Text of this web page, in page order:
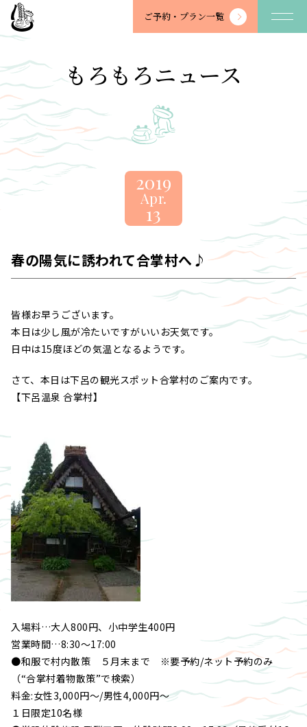
望
川
-
BOSENKAN
ご予約・ プラン一覧
もろもろニュース
2019
Apr.
13
春の陽気に誘われて合掌村へ♪
皆様お早うございます。
本日は少し風が冷たいですがいいお天気です。
日中は15度ほどの気温となるようです。
さて、本日は下呂の観光スポット合掌村のご案内です。
【下呂温泉 合掌村】
入場料…大人800円、小中学生400円
営業時間…8:30～17:00
●和服で村内散策 ５月末まで ※要予約/ネット予約のみ
（“合掌村着物散策”で検索）
料金:女性3,000円～/男性4,000円～
１日限定10名様